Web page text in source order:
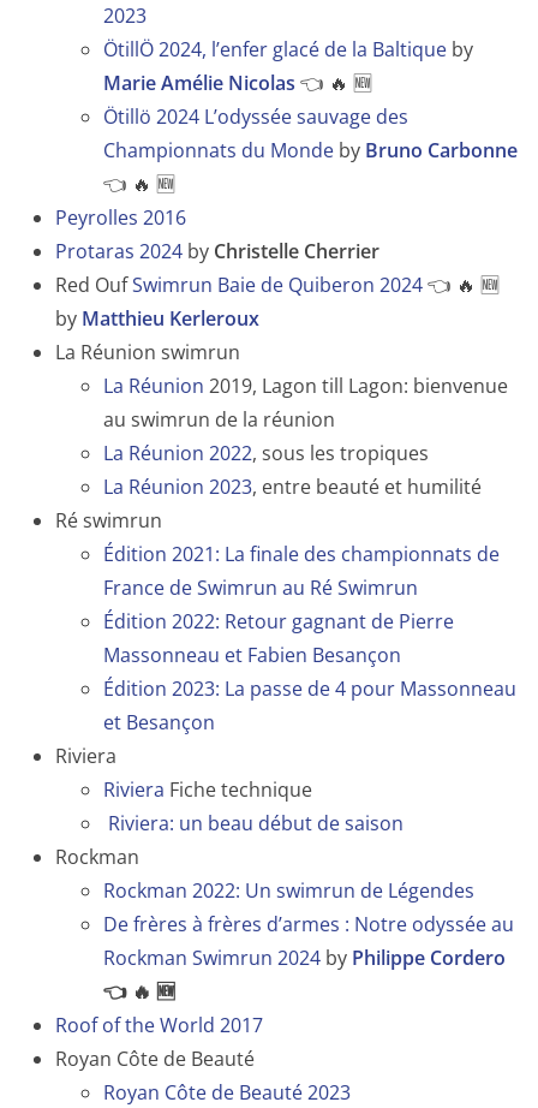
2023
ÖtillÖ 2024, l’enfer glacé de la Baltique by
Marie Amélie Nicolas 👈 🔥 🆕
Ötillö 2024 L’odyssée sauvage des
Championnats du Monde by Bruno Carbonne
👈 🔥 🆕
Peyrolles 2016
Protaras 2024 by Christelle Cherrier
Red OufSwimrun Baie de Quiberon 2024👈 🔥 🆕
by Matthieu Kerleroux
La Réunion swimrun
La Réunion 2019, Lagon till Lagon: bienvenue
au swimrun de la réunion
La Réunion 2022, sous les tropiques
La Réunion 2023, entre beauté et humilité
Ré swimrun
Édition 2021: La finale des championnats de
France de Swimrun au Ré Swimrun
Édition 2022: Retour gagnant de Pierre
Massonneau et Fabien Besançon
Édition 2023: La passe de 4 pour Massonneau
et Besançon
Riviera
Riviera Fiche technique
Riviera: un beau début de saison
Rockman
Rockman 2022: Un swimrun de Légendes
De frères à frères d’armes : Notre odyssée au
Rockman Swimrun 2024 by Philippe Cordero
👈 🔥 🆕
Roof of the World 2017
Royan Côte de Beauté
Royan Côte de Beauté 2023